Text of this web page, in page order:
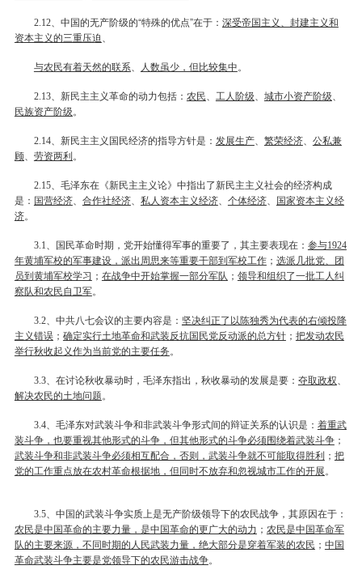
2.12、中国的无产阶级的“特殊的优点”在于： 深受帝国主义、封建主义和
资本主义的三重压迫
与农民有着天然的联系 人数虽少，但比较集中。
2.13、新民主主义革命的动力包括： 农民 工人阶级 城市小资产阶级
民族资产阶级。
2.14、新民主主义国民经济的指导方针是： 发展生产、 繁荣经济、 公私兼
顾、 劳资两利。
2.15、毛泽东在《新民主主义论》中指出了新民主主义社会的经济构成
是： 国营经济、 合作社经济、 私人资本主义经济、 个体经济、 国家资本主义经
济。
3.1 、国民革命时期，党开始懂得军事的重要了，其主要表现在： 参与1924
年黄埔军校的军事建设，派出周思来等重要干部到军校工作； 选派几批党、团
员到黄埔军校学习 ； 在战争中开始掌握一部分军队 ； 领导和组织了一批工人纠
察队和农民自卫军。
3.2、中共八七会议的主要内容是： 坚决纠正了以陈独秀为代表的右倾投降
主义错误； 确定实行土地革命和武装反抗国民党反动派的总方针； 把发动农民
举行秋收起义作为当前党的主要任务。
3.3、在讨论秋收暴动时，毛泽东指出，秋收暴动的发展是要： 夺取政权
解决农民的土地问题。
3.4、毛泽东对武装斗争和非武装斗争形式间的辩证关系的认识是： 着重武
装斗争，也要重视其他形式的斗争，但其他形式的斗争必须围绕着武装斗争；
武装斗争和非武装斗争必须相互配合，否则，武装斗争就不可能取得胜利 ； 把
党的工作重点放在农村革命根据地，但同时不放弃和忽视城市工作的开展。
3.5、中国的武装斗争实质上是无产阶级领导下的农民战争，其原因在于：
农民是中国革命的主要力量，是中国革命的更广大的动力 ； 农民是中国革命军
队的主要来源，不同时期的人民武装力量，绝大部分是穿着军装的农民 ； 中国
革命武装斗争主要是党领导下的农民游击战争。